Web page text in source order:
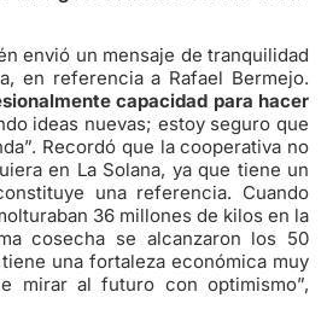
un mensaje de tranquilidad
en referencia a Rafael Bermejo.
capacidad para hacer
ideas nuevas; estoy seguro que
Recordó que la cooperativa no
en La Solana, ya que tiene un
una referencia. Cuando
36 millones de kilos en la
cosecha se alcanzaron los 50
una fortaleza económica muy
mirar al futuro con optimismo”,